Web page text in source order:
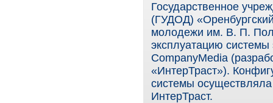
Государственное
(ГУДОД)
молодежи им. В. П.
эксплуатацию
CompanyMedia
«ИнтерТраст»).
системы
ИнтерТраст.